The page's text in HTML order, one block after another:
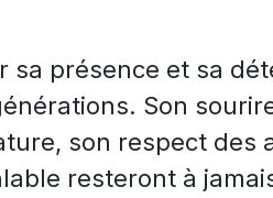
sa présence et sa
Son
son respect des
resteront à